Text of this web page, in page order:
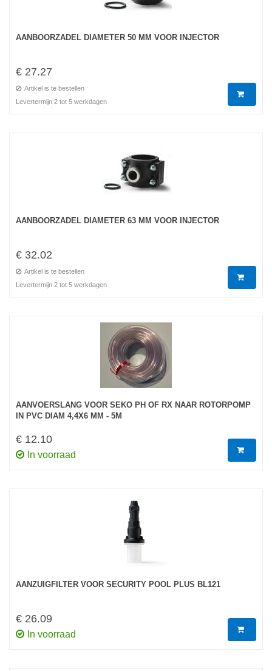
AANBOORZADEL DIAMETER 50 MM VOOR INJECTOR
€ 27.27
Artikel is te bestellen
Levertermijn 2 tot 5 werkdagen
AANBOORZADEL DIAMETER 63 MM VOOR INJECTOR
€ 32.02
Artikel is te bestellen
Levertermijn 2 tot 5 werkdagen
AANVOERSLANG VOOR SEKO PH OF RX NAAR ROTORPOMP
IN PVC DIAM 4,4X6 MM - 5M
€ 12.10
In voorraad
AANZUIGFILTER VOOR SECURITY POOL PLUS BL121
€ 26.09
In voorraad